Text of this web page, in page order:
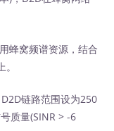
蜂窝频谱资源，结合
D2D链路范围设为250
质量(SINR > -6